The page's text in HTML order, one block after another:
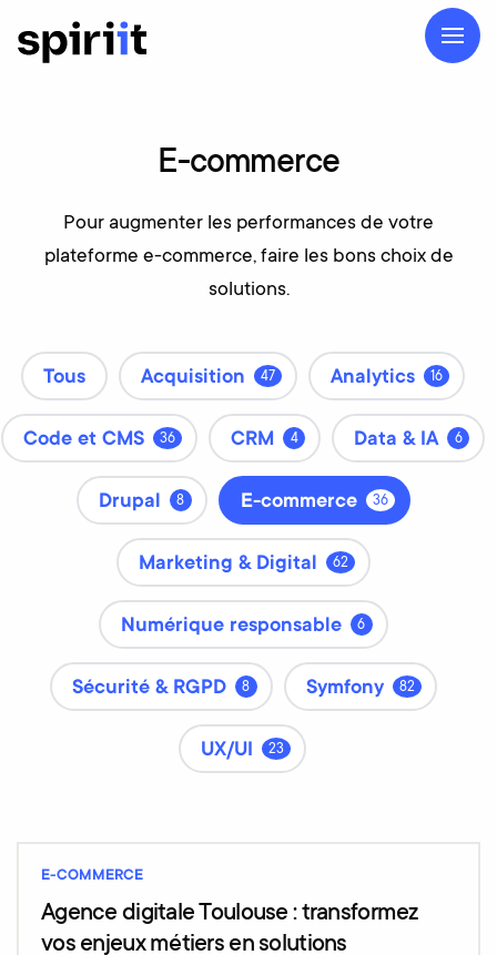
E-commerce
Pour augmenter les performances de votre
plateforme e-commerce, faire les bons choix de
solutions.
Tous Acquisition 47 Analytics 16
Code et CMS 36 CRM 4 Data & IA 6
Drupal 8 E-commerce 36
Marketing & Digital 62
Numérique responsable 6
Sécurité & RGPD 8 Symfony 82
UX/UI 23
E-COMMERCE
Agence digitale Toulouse : transformez
vos enjeux métiers en solutions